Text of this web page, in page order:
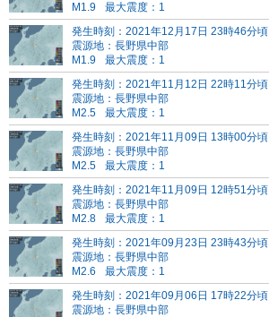
M1.9
最大震度：1
発生時刻：2021年12月17日 23時46分頃
震源地：長野県中部
M1.9
最大震度：1
発生時刻：2021年11月12日 22時11分頃
震源地：長野県中部
M2.5
最大震度：1
発生時刻：2021年11月09日 13時00分頃
震源地：長野県中部
M2.5
最大震度：1
発生時刻：2021年11月09日 12時51分頃
震源地：長野県中部
M2.8
最大震度：1
発生時刻：2021年09月23日 23時43分頃
震源地：長野県中部
M2.6
最大震度：1
発生時刻：2021年09月06日 17時22分頃
震源地：長野県中部